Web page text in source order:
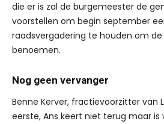
die er is zal de burgemeester de
voorstellen om begin september
raadsvergadering te houden om
benoemen.
Nog geen vervanger
Benne Kerver, fractievoorzitter van
eerste, Ans keert niet terug maar